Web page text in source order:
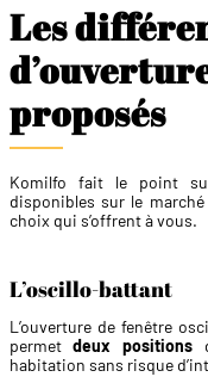
Les
proposés
Komilfo fait le point
disponibles sur le
choix qui s’offrent à vous.
L’oscillo-battant
L’ouverture de fenêtre
permetdeux positions
habitation sans risque